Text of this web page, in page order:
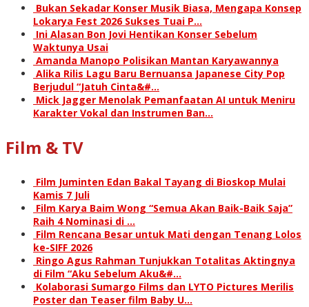
Bukan Sekadar Konser Musik Biasa, Mengapa Konsep
Lokarya Fest 2026 Sukses Tuai P…
Ini Alasan Bon Jovi Hentikan Konser Sebelum
Waktunya Usai
Amanda Manopo Polisikan Mantan Karyawannya
Alika Rilis Lagu Baru Bernuansa Japanese City Pop
Berjudul “Jatuh Cinta&#…
Mick Jagger Menolak Pemanfaatan AI untuk Meniru
Karakter Vokal dan Instrumen Ban…
Film & TV
Film Juminten Edan Bakal Tayang di Bioskop Mulai
Kamis 7 Juli
Film Karya Baim Wong “Semua Akan Baik-Baik Saja”
Raih 4 Nominasi di …
Film Rencana Besar untuk Mati dengan Tenang Lolos
ke-SIFF 2026
Ringo Agus Rahman Tunjukkan Totalitas Aktingnya
di Film “Aku Sebelum Aku&#…
Kolaborasi Sumargo Films dan LYTO Pictures Merilis
Poster dan Teaser film Baby U…